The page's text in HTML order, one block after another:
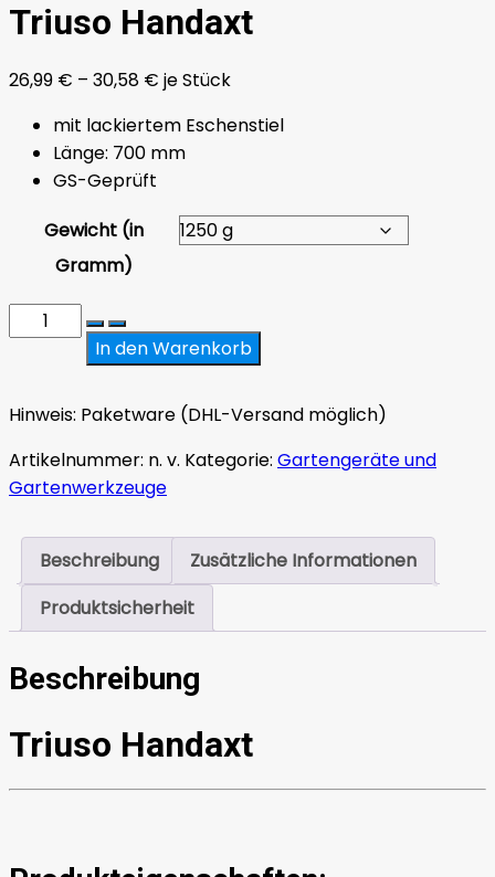
Triuso Handaxt
26,99 € – 30,58 € je Stück
mit lackiertem Eschenstiel
Länge: 700 mm
GS-Geprüft
Gewicht (in
Gramm)
Triuso
Handaxt
In den Warenkorb
Hinweis: Paketware (DHL-Versand möglich)
Artikelnummer: n. v. Kategorie: Gartengeräte und
Gartenwerkzeuge
Beschreibung
Zusätzliche Informationen
Produktsicherheit
Beschreibung
Triuso Handaxt